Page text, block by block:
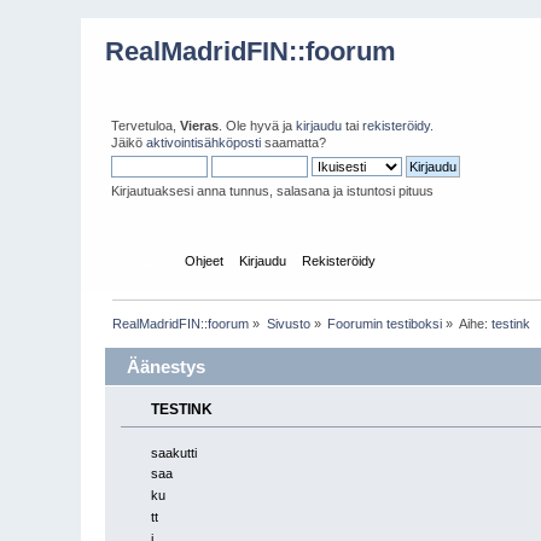
RealMadridFIN::foorum
Tervetuloa,Vieras . Ole hyvä jakirjaudu tairekisteröidy.
Jäiköaktivointisähköposti saamatta?
Kirjautuaksesi anna tunnus, salasana ja istuntosi pituus
Ohjeet Kirjaudu Rekisteröidy
RealMadridFIN::foorum » Sivusto» Foorumin testiboksi » Aihe:testink
Äänestys
TESTINK
saakutti
saa
ku
tt
i